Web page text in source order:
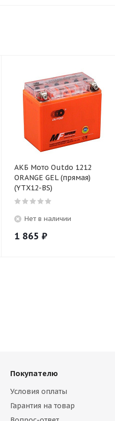
АКБ Мото Outdo 1212
ORANGE GEL (прямая)
(YTX12-BS)
Нет в наличии
1 865 ₽
Покупателю
Условия оплаты
Гарантия на товар